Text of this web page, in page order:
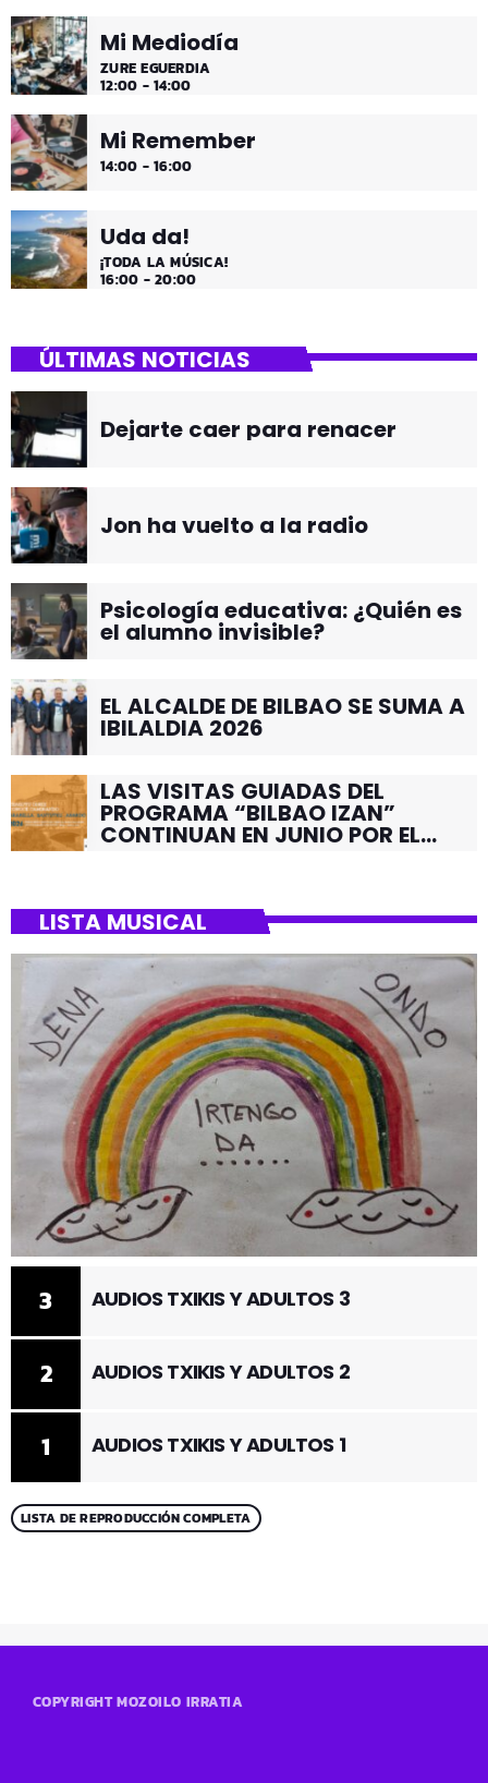
Mi Mediodía
ZURE EGUERDIA
12:00 - 14:00
Mi Remember
14:00 - 16:00
Uda da!
¡TODA LA MÚSICA!
16:00 - 20:00
ÚLTIMAS NOTICIAS
Dejarte caer para renacer
Jon ha vuelto a la radio
Psicología educativa: ¿Quién es
el alumno invisible?
EL ALCALDE DE BILBAO SE SUMA A
IBILALDIA 2026
LAS VISITAS GUIADAS DEL
PROGRAMA “BILBAO IZAN”
CONTINUAN EN JUNIO POR EL
LISTA MUSICAL
1 AUDIOS TXIKIS Y ADULTOS 1
2 AUDIOS TXIKIS Y ADULTOS 2
3 AUDIOS TXIKIS Y ADULTOS 3
LISTA DE REPRODUCCIÓN COMPLETA
COPYRIGHT MOZOILO IRRATIA